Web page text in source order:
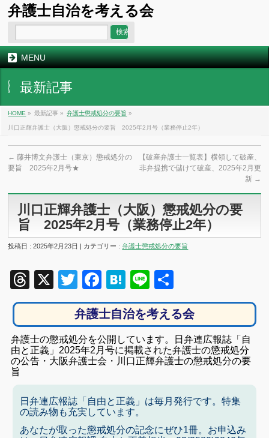
弁護士自治を考える会
MENU
最新記事
HOME » 最新記事 » 弁護士懲戒処分の要旨 »
川口正輝弁護士（大阪）懲戒処分の要旨 2025年2月号（業務停止2年）
← 藤井博文弁護士（東京）懲戒処分の
要旨 2025年2月号★
【破産弁護士一覧表】横領して破産、
非弁提携で儲けて破産、2025年2月更
新 →
川口正輝弁護士（大阪）懲戒処分の要
旨 2025年2月号（業務停止2年）
投稿日 : 2025年2月23日 | カテゴリー :弁護士懲戒処分の要旨
Threads
X TwitterFacebook
Hatena
Line
有
弁護士自治を考える会
弁護士の懲戒処分を公開しています。日弁連広報誌「自
由と正義」2025年2月号に掲載された弁護士の懲戒処分
の公告・大阪弁護士会・川口正輝弁護士の懲戒処分の要
旨
日弁連広報誌「自由と正義」は毎月発行です。特集
の読み物も充実しています。
あなたが取った懲戒処分の記念にぜひ1冊。お申込み